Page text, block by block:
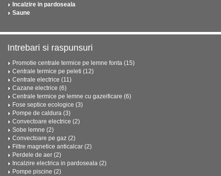
Incalzire in pardoseala
Saune
Intrebari si raspunsuri
Promotie centrale termice pe lemne fonta (15)
Centrale termice pe peleti (12)
Centrale electrice (11)
Cazane electrice (6)
Centrale termice pe lemne cu gazeificare (6)
Fose septice ecologice (3)
Pompe de caldura (3)
Convectoare electrice (2)
Sobe lemne (2)
Convectoare pe gaz (2)
Filtre magnetice anticalcar (2)
Perdele de aer (2)
Incalzire electrica in pardoseala (2)
Pompe piscine (2)